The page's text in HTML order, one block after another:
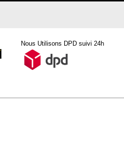
Nous Utilisons DPD suivi 24h